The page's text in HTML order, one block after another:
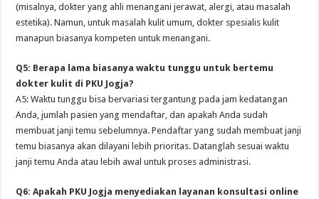
(misalnya, dokter yang ahli menangani jerawat, alergi, atau masalah
estetika). Namun, untuk masalah kulit umum, dokter spesialis kulit
manapun biasanya kompeten untuk menangani.
Q5: Berapa lama biasanya waktu tunggu untuk bertemu
dokter kulit di PKU Jogja?
A5: Waktu tunggu bisa bervariasi tergantung pada jam kedatangan
Anda, jumlah pasien yang mendaftar, dan apakah Anda sudah
membuat janji temu sebelumnya. Pendaftar yang sudah membuat janji
temu biasanya akan dilayani lebih prioritas. Datanglah sesuai waktu
janji temu Anda atau lebih awal untuk proses administrasi.
Q6: Apakah PKU Jogja menyediakan layanan konsultasi online